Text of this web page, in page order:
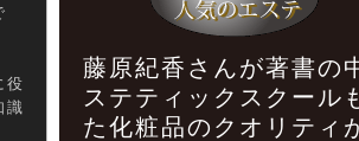
役
識
藤原紀香さんが著書の
ステティックスクール
た化粧品のクオリティ